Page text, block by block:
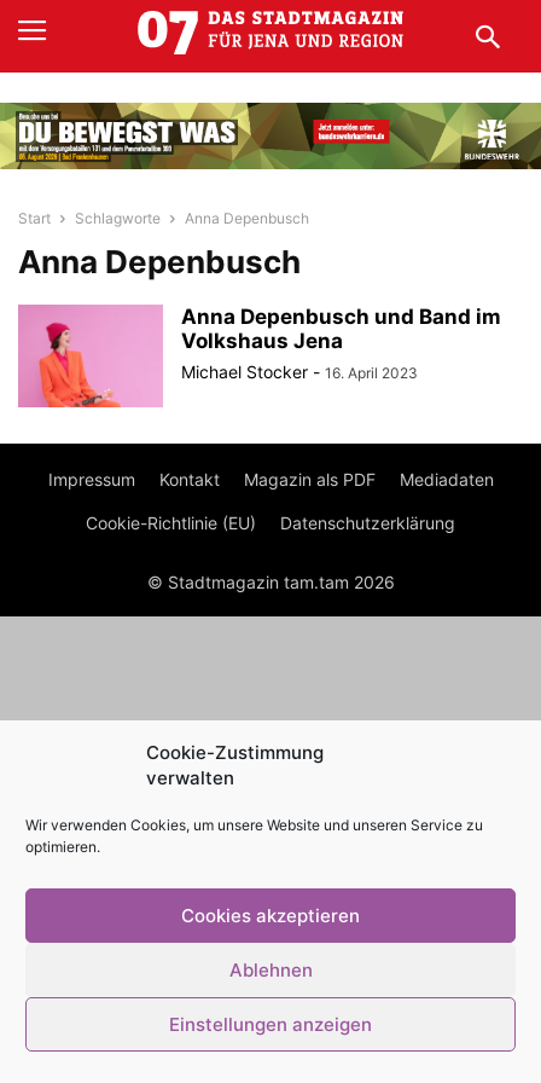
Cookie-Zustimmung
verwalten
Wir verwenden Cookies, um unsere Website und unseren Service zu
optimieren.
Cookies akzeptieren
Ablehnen
Einstellungen anzeigen
Start Schlagworte Anna Depenbusch
Anna Depenbusch
Anna Depenbusch und Band im
Volkshaus Jena
Michael Stocker - 16. April 2023
Impressum Kontakt Magazin als PDF Mediadaten
Cookie-Richtlinie (EU) Datenschutzerklärung
© Stadtmagazin tam.tam 2026